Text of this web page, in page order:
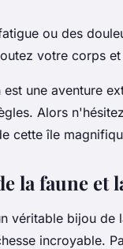
ou des
votre corps
est une aventure
Alors
cette île
la faune et
véritable bijou
incroyable.